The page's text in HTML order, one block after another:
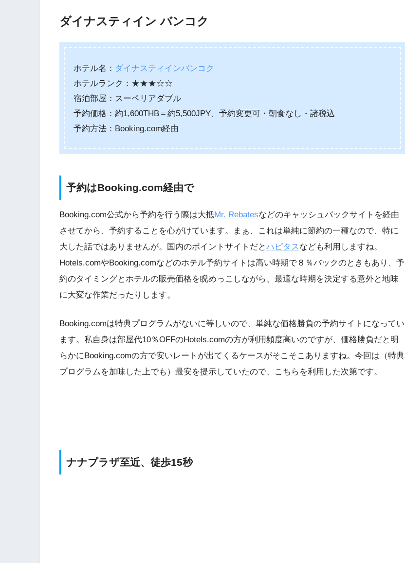
ダイナスティイン バンコク
ホテル名： ダイナスティインバンコク
ホテルランク：★★★☆☆
宿泊部屋：スーペリアダブル
予約価格：約1,600THB＝約5,500JPY、予約変更可・朝食なし・諸税込
予約方法：Booking.com経由
予約はBooking.com経由で
Booking.com公式から予約を行う際は大抵Mr. Rebatesなどのキャッシュバックサイトを経由
させてから、予約することを心がけています。まぁ、これは単純に節約の一種なので、特に
大した話ではありませんが。国内のポイントサイトだとハピタスなども利用しますね。
Hotels.comやBooking.comなどのホテル予約サイトは高い時期で８％バックのときもあり、予
約のタイミングとホテルの販売価格を睨めっこしながら、最適な時期を決定する意外と地味
に大変な作業だったりします。
Booking.comは特典プログラムがないに等しいので、単純な価格勝負の予約サイトになってい
ます。私自身は部屋代10％OFFのHotels.comの方が利用頻度高いのですが、価格勝負だと明
らかにBooking.comの方で安いレートが出てくるケースがそこそこありますね。今回は（特典
プログラムを加味した上でも）最安を提示していたので、こちらを利用した次第です。
ナナプラザ至近、徒歩15秒